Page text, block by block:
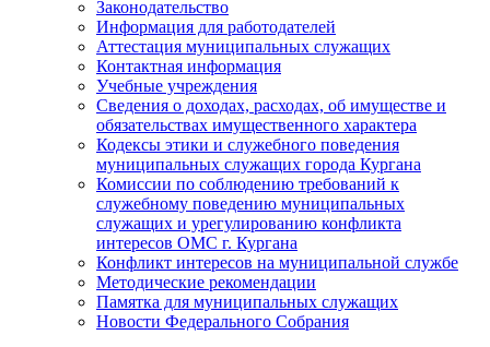
Законодательство
Информация для работодателей
Аттестация муниципальных служащих
Контактная информация
Учебные учреждения
Сведения о доходах, расходах, об имуществе и
обязательствах имущественного характера
Кодексы этики и служебного поведения
муниципальных служащих города Кургана
Комиссии по соблюдению требований к
служебному поведению муниципальных
служащих и урегулированию конфликта
интересов ОМС г. Кургана
Конфликт интересов на муниципальной службе
Методические рекомендации
Памятка для муниципальных служащих
Новости Федерального Cобрания